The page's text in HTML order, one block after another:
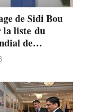
de Sidi Bou
la liste du
de